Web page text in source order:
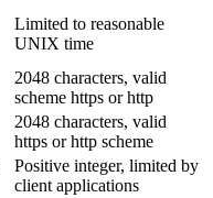
Limited to reasonable
UNIX time
2048 characters, valid
scheme https or http
2048 characters, valid
https or http scheme
Positive integer, limited by
client applications